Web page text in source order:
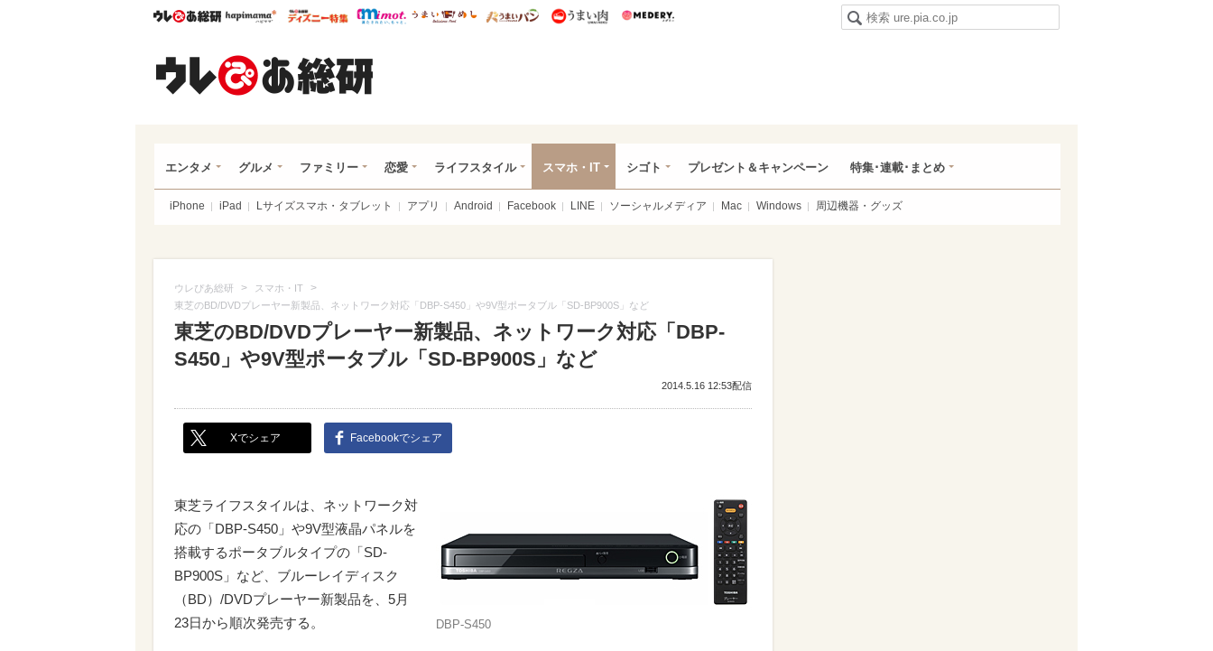
ウレぴあ総研ハピママ* ウレぴあ総研 ディズニー特集
mimot. うまいめし うまいパン うまい肉
エンタメ グルメ ファミリー 恋愛 ライフスタイル スマホ・IT シゴト プレゼント＆キャンペーン 特集･連載･まとめ
iPhone iPad Lサイズスマホ・タブレット アプリ Android Facebook LINE ソーシャルメディア Mac Windows 周辺機器・グッズ
ウレぴあ総研 > スマホ・IT >
東芝のBD/DVDプレーヤー新製品、ネットワーク対応「DBP-S450」や9V型ポータブル「SD-BP900S」など
東芝のBD/DVDプレーヤー新製品、ネットワーク対応「DBP-
S450」や9V型ポータブル「SD-BP900S」など
2014.5.16 12:53配信
Xでシェア Facebookでシェア
DBP-S450
東芝ライフスタイルは、ネットワーク対
応の「DBP-S450」や9V型液晶パネルを
搭載するポータブルタイプの「SD-
BP900S」など、ブルーレイディスク
（BD）/DVDプレーヤー新製品を、5月
23日から順次発売する。